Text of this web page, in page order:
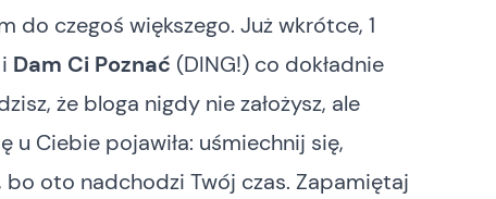
do czegoś większego. Już wkrótce, 1
Dam Ci Poznać (DING!) co dokładnie
że bloga nigdy nie założysz, ale
u Ciebie pojawiła: uśmiechnij się,
bo oto nadchodzi Twój czas. Zapamiętaj